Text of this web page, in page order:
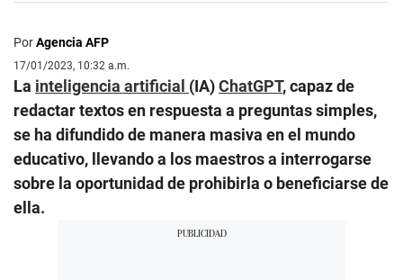
PorAgencia AFP
17/01/2023, 10:32 a.m.
La inteligencia artificial (IA)ChatGPT, capaz de
redactar textos en respuesta a preguntas simples,
se ha difundido de manera masiva en el mundo
educativo, llevando a los maestros a interrogarse
sobre la oportunidad de prohibirla o beneficiarse de
ella.